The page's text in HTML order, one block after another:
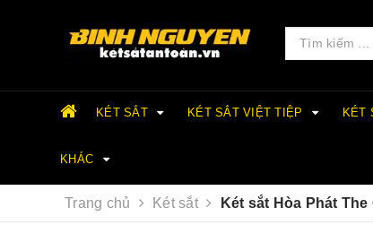
KÉT SẮT KÉT SẮT VIỆT TIỆP KÉT
KHÁC
Trang chủ Két sắt Két sắt Hòa Phát